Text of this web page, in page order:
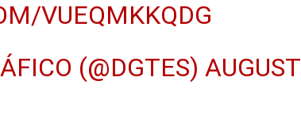
VUEQMKKQDG
(@DGTES) AUGUST